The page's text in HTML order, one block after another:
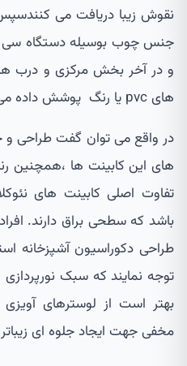
نقوش زیبا دریافت می
جنس چوب بوسیله دستگاه
و در آخر بخش مرکزی و درب
های pvc یا رنگ پوشش داده می شوند
در واقع می توان گفت طراحی
تفاوت اصلی کابینت های
باشد که سطحی براق دارند.
طراحی دکوراسیون آشپزخانه
توجه نمایند که سبک نورپردازی
بهتر است از لوسترهای آویزی
مخفی جهت ایجاد جلوه ای